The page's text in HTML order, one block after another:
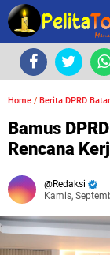
Home / Berita DPRD
Bamus
Rencana
Redaksi
Kamis,